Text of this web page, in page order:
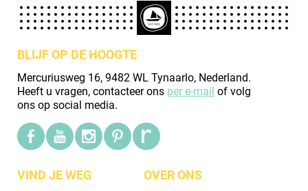
BLIJF OP DE HOOGTE
Mercuriusweg 16, 9482 WL Tynaarlo, Nederland.
Heeft u vragen, contacteer ons per e-mail of volg
ons op social media.
VIND JE WEG OVER ONS